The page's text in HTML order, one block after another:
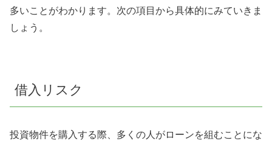
多いことがわかります。次の項目から具体的にみていきま
しょう。
借入リスク
投資物件を購入する際、多くの人がローンを組むことにな